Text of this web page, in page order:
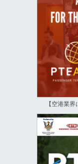
【空港業